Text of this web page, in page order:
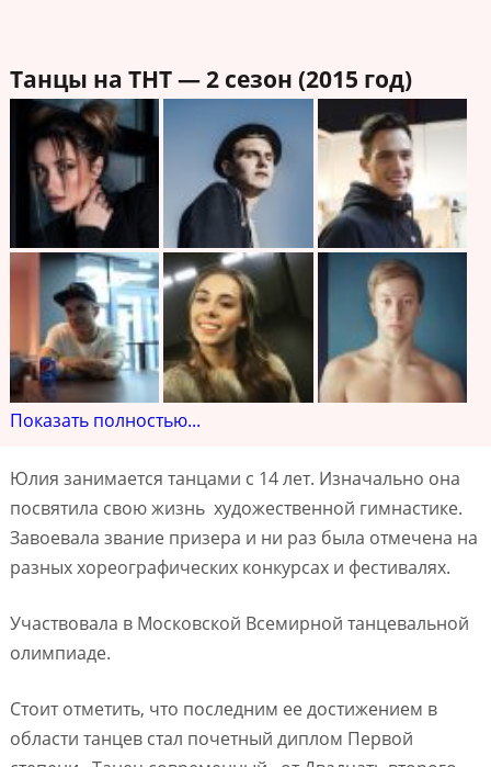
Танцы на ТНТ — 2 сезон (2015 год)
Показать полностью...
Юлия занимается танцами с 14 лет. Изначально она
посвятила свою жизнь художественной гимнастике.
Завоевала звание призера и ни раз была отмечена на
разных хореографических конкурсах и фестивалях.
Участвовала в Московской Всемирной танцевальной
олимпиаде.
Стоит отметить, что последним ее достижением в
области танцев стал почетный диплом Первой